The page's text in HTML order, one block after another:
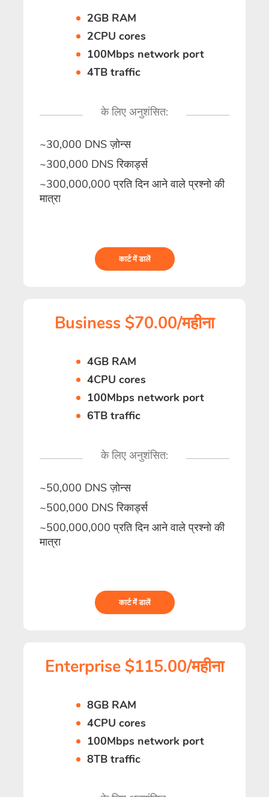
2GB RAM
2CPU cores
100Mbps network port
4TB traffic
के लिए अनुशंसित:
~30,000 DNS ज़ोन्स
~300,000 DNS रिकार्ड्स
~300,000,000 प्रति दिन आने वाले प्रश्नो की
मात्रा
कार्ट में डालें
Business $70.00/महीना
4GB RAM
4CPU cores
100Mbps network port
6TB traffic
के लिए अनुशंसित:
~50,000 DNS ज़ोन्स
~500,000 DNS रिकार्ड्स
~500,000,000 प्रति दिन आने वाले प्रश्नो की
मात्रा
कार्ट में डालें
Enterprise $115.00/महीना
8GB RAM
4CPU cores
100Mbps network port
8TB traffic